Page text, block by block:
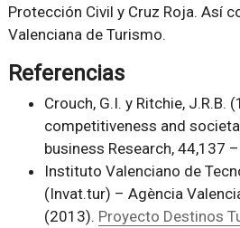
Protección Civil y Cruz Roja. Así
Valenciana de Turismo.
Referencias
Crouch, G.I. y Ritchie, J.R.B.
competitiveness and
business Research, 44,137
Instituto Valenciano de
(Invat.tur) – Agència
(2013). Proyecto Destinos